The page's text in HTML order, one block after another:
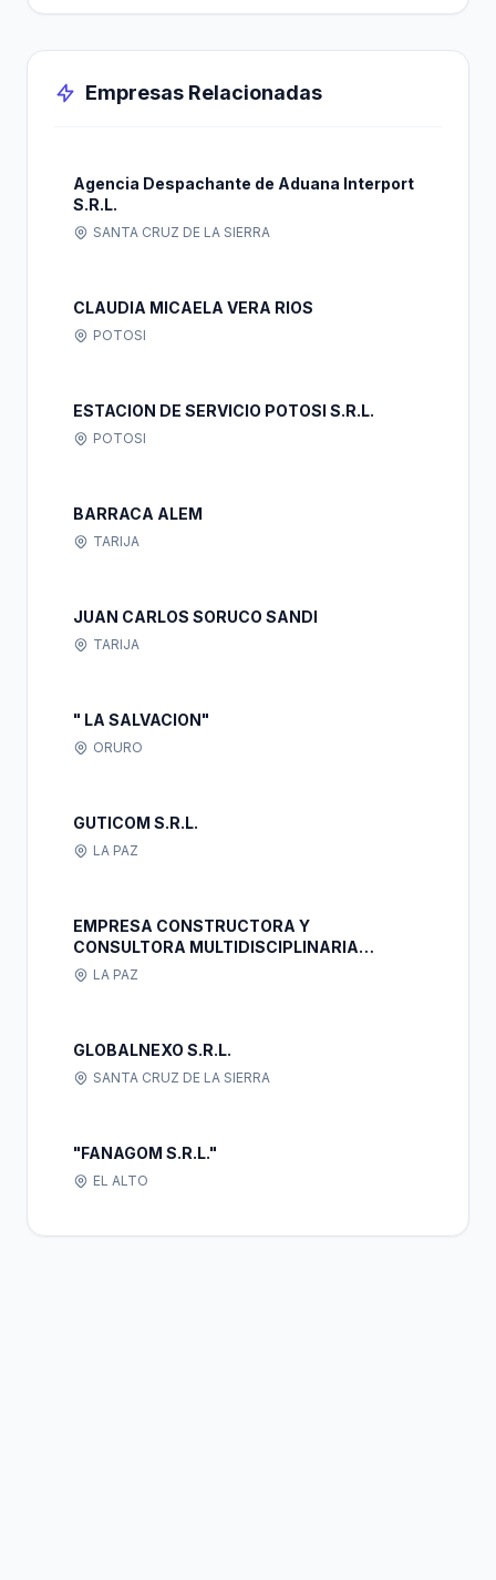
Empresas Relacionadas
Agencia Despachante de Aduana Interport
S.R.L.
SANTA CRUZ DE LA SIERRA
CLAUDIA MICAELA VERA RIOS
POTOSI
ESTACION DE SERVICIO POTOSI S.R.L.
POTOSI
BARRACA ALEM
TARIJA
JUAN CARLOS SORUCO SANDI
TARIJA
" LA SALVACION"
ORURO
GUTICOM S.R.L.
LA PAZ
EMPRESA CONSTRUCTORA Y
CONSULTORA MULTIDISCIPLINARIA
"CONSPPAT" S.R.L.
LA PAZ
GLOBALNEXO S.R.L.
SANTA CRUZ DE LA SIERRA
"FANAGOM S.R.L."
EL ALTO